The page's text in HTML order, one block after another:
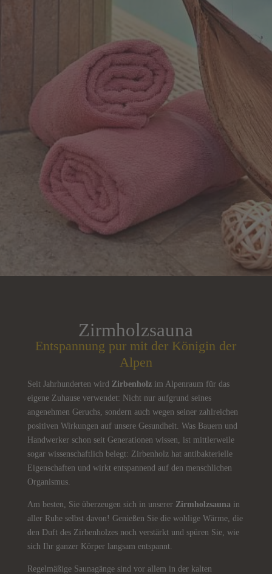
Zirmholzsauna
Entspannung pur mit der Königin der
Alpen
Seit Jahrhunderten wird Zirbenholzim Alpenraum für das
eigene Zuhause verwendet: Nicht nur aufgrund seines
angenehmen Geruchs, sondern auch wegen seiner zahlreichen
positiven Wirkungen auf unsere Gesundheit. Was Bauern und
Handwerker schon seit Generationen wissen, ist mittlerweile
sogar wissenschaftlich belegt: Zirbenholz hat antibakterielle
Eigenschaften und wirkt entspannend auf den menschlichen
Organismus.
Am besten, Sie überzeugen sich in unserer Zirmholzsauna in
aller Ruhe selbst davon! Genießen Sie die wohlige Wärme, die
den Duft des Zirbenholzes noch verstärkt und spüren Sie, wie
sich Ihr ganzer Körper langsam entspannt.
Regelmäßige Saunagänge sind vor allem in der kalten